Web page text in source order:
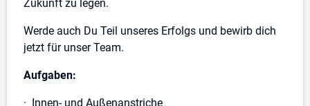
Zukunft zu legen.
Werde auch Du Teil unseres Erfolgs und bewirb dich
jetzt für unser Team.
Aufgaben:
· Innen- und Außenanstriche